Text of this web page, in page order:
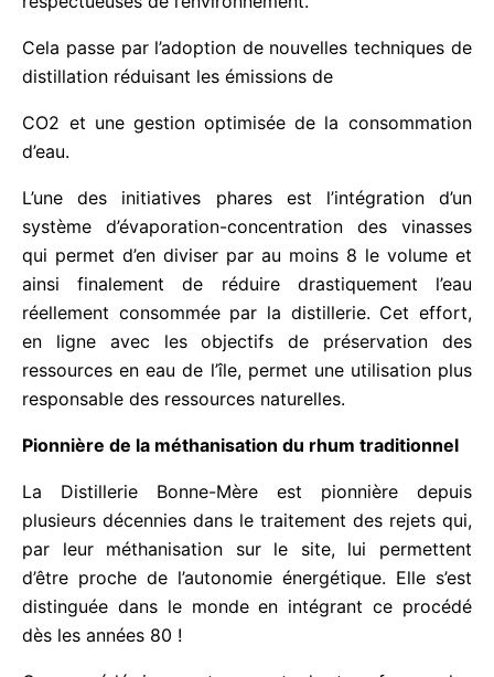
respectueuses de l’environnement.
Cela passe par l’adoption de nouvelles techniques
de distillation réduisant les émissions de
CO2 et une gestion optimisée de la consommation
d’eau.
L’une des initiatives phares est l’intégration d’un
système d’évaporation-concentration des vinasses
qui permet d’en diviser par au moins 8 le volume et
ainsi finalement de réduire drastiquement l’eau
réellement consommée par la distillerie. Cet effort,
en ligne avec les objectifs de préservation des
ressources en eau de l’île, permet une utilisation
plus responsable des ressources naturelles.
Pionnière de la méthanisation du rhum
traditionnel
La Distillerie Bonne-Mère est pionnière depuis
plusieurs décennies dans le traitement des rejets
qui, par leur méthanisation sur le site, lui
permettent d’être proche de l’autonomie
énergétique. Elle s’est distinguée dans le monde en